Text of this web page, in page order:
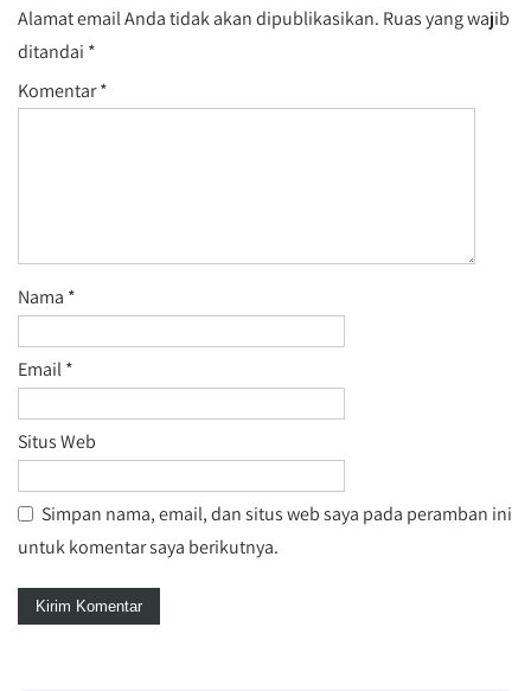
Alamat email Anda tidak akan dipublikasikan. Ruas yang wajib
ditandai *
Komentar*
Nama *
Email*
Situs Web
Simpan nama, email, dan situs web saya pada peramban ini
untuk komentar saya berikutnya.